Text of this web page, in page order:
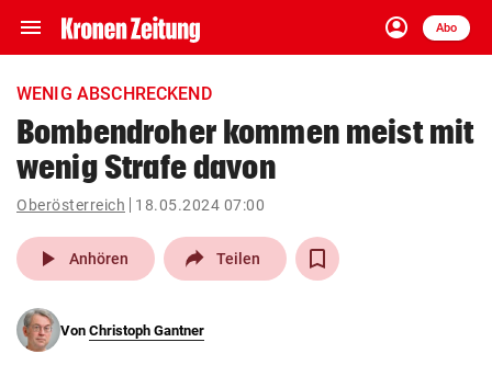
menu Navigation
ein-/ausklappen
account_circle
Anmelden
Abo
close Schließen
account_circle Anmelden
pin_drop
Wien arrow_right
WENIG ABSCHRECKEND
Bombendroher kommen meist mit
wenig Strafe davon
Oberösterreich 18.05.2024 07:00
play_arrow Anhören Teilen
Von Christoph Gantner